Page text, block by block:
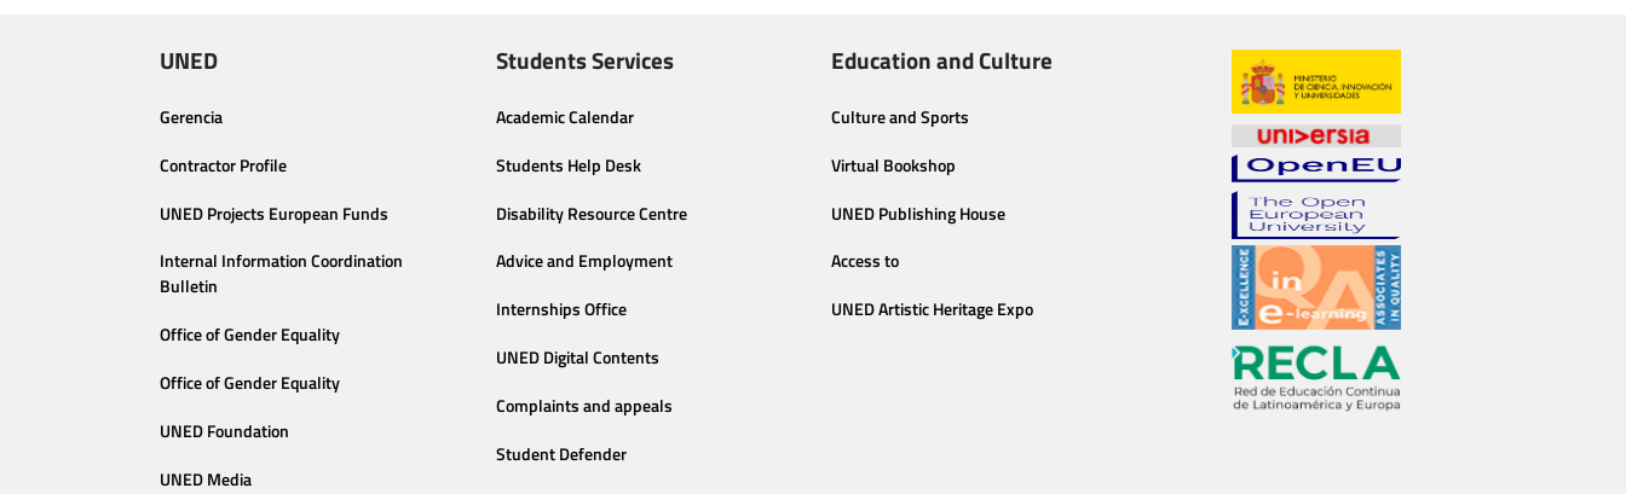
UNED
Gerencia
Contractor Profile
UNED Projects European Funds
Internal Information Coordination
Bulletin
Office of Gender Equality
Office of Gender Equality
UNED Foundation
UNED Media
Students Services
Academic Calendar
Students Help Desk
Disability Resource Centre
Advice and Employment
Internships Office
UNED Digital Contents
Complaints and appeals
Student Defender
Education and Culture
Culture and Sports
Virtual Bookshop
UNED Publishing House
Access to
UNED Artistic Heritage Expo